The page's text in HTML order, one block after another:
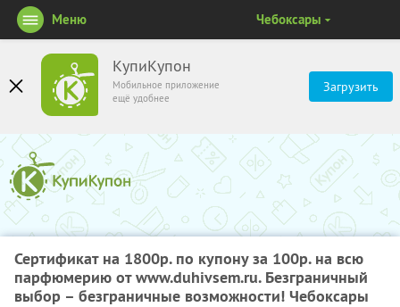
КупиКупон
Мобильное приложение
ещё удобнее
Загрузить
Меню Чебоксары
Сертификат на 1800р. по купону за 100р. на всю
парфюмерию от www.duhivsem.ru. Безграничный
выбор – безграничные возможности! Чебоксары